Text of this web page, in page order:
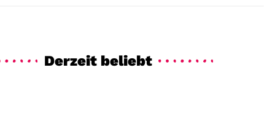
Derzeit beliebt